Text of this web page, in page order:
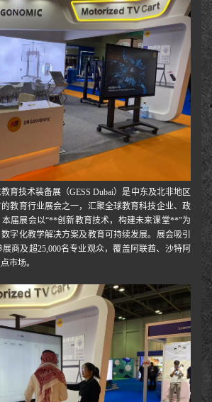
育技术装备展（GESS Dubai）是中东及北非地区
教育行业展会之一，汇聚全球教育科技企业、政
届展会以“**创新教育技术，构建未来课堂**”为
字化教学解决方案及教育可持续发展。展会吸引
展商及超25,000名专业观众，覆盖阿联酋、沙特阿
市场。